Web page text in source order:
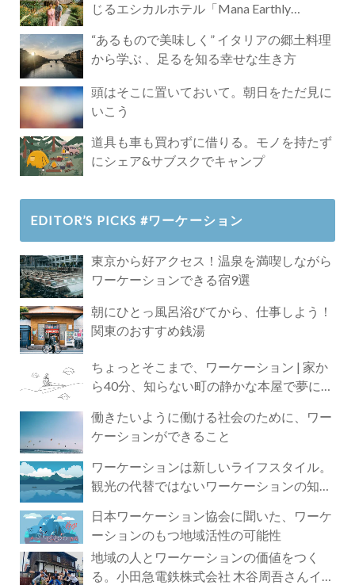
じるエシカルホテル「Mana Earthly
“あるもので美味しく” イタリアの郷土料理
から学ぶ 、足るを知る幸せな生き方
頭はそこに置いておいて。朝日をただ見に
いこう
道具も車も買わずに借りる。モノを持たず
にシェア&サブスクでキャンプ
EDITOR’S PICKS #ワーケーション
東京から好アクセス！温泉を満喫しながら
ワーケーションできる宿9選
朝にひとっ風呂浴びてから、仕事しよう！
関東のおすすめ銭湯
ちょっとそこまで、ワーケーション | 家か
ら40分、知らない町の静かな本屋で夢に近
働きたいように働ける社会のために、ワー
ケーションができること
ワーケーションは新しいライフスタイル。
観光の代替ではないワーケーションの知ら
日本ワーケーション協会に聞いた、ワーケ
ーションのもつ地域活性の可能性
地域の人とワーケーションの価値をつく
る。小田急電鉄株式会社 木谷周吾さんイン